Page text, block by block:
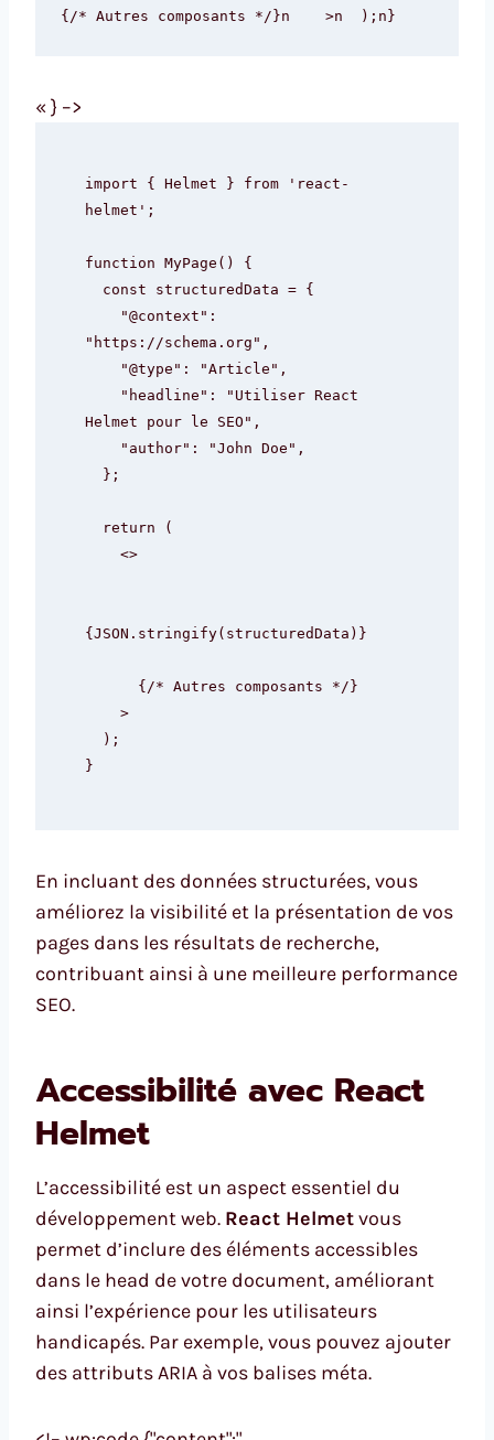
{/* Autres composants */}n    >n  );n}
« } –>
import { Helmet } from 'react-
helmet';
function MyPage() {
"https://schema.org",
Helmet pour le SEO",
{JSON.stringify(structuredData)}
}
En incluant des données structurées, vous
améliorez la visibilité et la présentation de vos
pages dans les résultats de recherche,
contribuant ainsi à une meilleure performance
SEO.
Accessibilité avec React
Helmet
L’accessibilité est un aspect essentiel du
développement web. React Helmetvous
permet d’inclure des éléments accessibles
dans le head de votre document, améliorant
ainsi l’expérience pour les utilisateurs
handicapés. Par exemple, vous pouvez ajouter
des attributs ARIA à vos balises méta.